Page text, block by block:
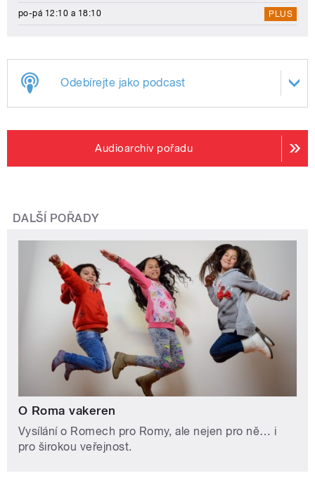
po-pá 12:10 a 18:10 PLUS
Odebírejte jako podcast
Audioarchiv pořadu
DALŠÍ POŘADY
O Roma vakeren
Vysílání o Romech pro Romy, ale nejen pro ně… i
pro širokou veřejnost.